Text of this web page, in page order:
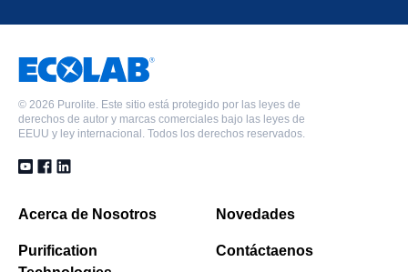
© 2026 Purolite. Este sitio está protegido por las leyes de
derechos de autor y marcas comerciales bajo las leyes de
EEUU y ley internacional. Todos los derechos reservados.
Acerca de Nosotros
Purification
Novedades
Contáctaenos